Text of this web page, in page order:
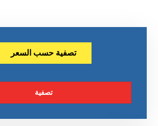
تصفية حسب السعر
تصفية